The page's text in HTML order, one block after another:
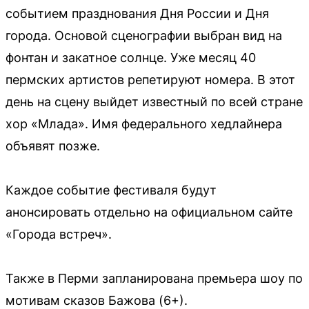
событием празднования Дня России и Дня
города. Основой сценографии выбран вид на
фонтан и закатное солнце. Уже месяц 40
пермских артистов репетируют номера. В этот
день на сцену выйдет известный по всей стране
хор «Млада». Имя федерального хедлайнера
объявят позже.
Каждое событие фестиваля будут
анонсировать отдельно на официальном сайте
«Города встреч».
Также в Перми запланирована премьера шоу по
мотивам сказов Бажова (6+).